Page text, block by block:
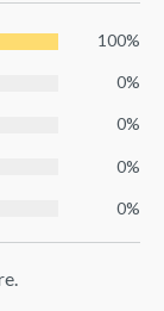
100%
0%
0%
0%
0%